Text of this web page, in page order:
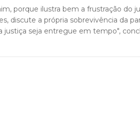
porque ilustra bem a frustração do
discute a própria sobrevivência da
justiça seja entregue em tempo",